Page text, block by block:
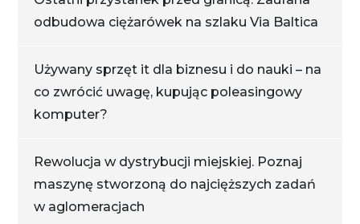
odbudowa ciężarówek na szlaku Via Baltica
Używany sprzęt it dla biznesu i do nauki – na
co zwrócić uwagę, kupując poleasingowy
komputer?
Rewolucja w dystrybucji miejskiej. Poznaj
maszynę stworzoną do najcięższych zadań
w aglomeracjach